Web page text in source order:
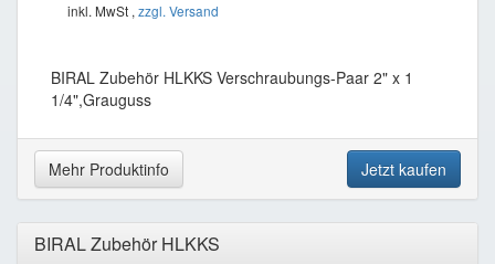
inkl. MwSt , zzgl. Versand
BIRAL Zubehör HLKKS Verschraubungs-Paar 2" x 1
1/4",Grauguss
Mehr Produktinfo Jetzt kaufen
BIRAL Zubehör HLKKS